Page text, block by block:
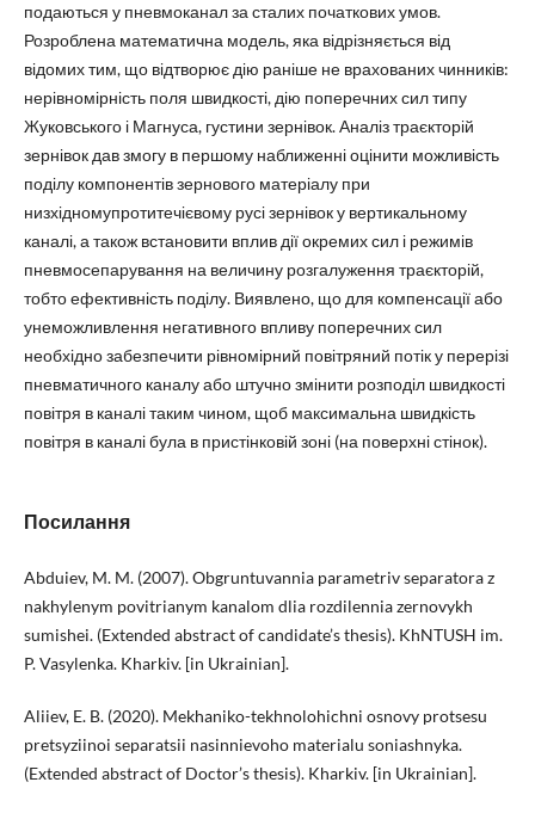
подаються у пневмоканал за сталих початкових умов.
Розроблена математична модель, яка відрізняється від
відомих тим, що відтворює дію раніше не врахованих чинників:
нерівномірність поля швидкості, дію поперечних сил типу
Жуковського і Магнуса, густини зернівок. Аналіз траєкторій
зернівок дав змогу в першому наближенні оцінити можливість
поділу компонентів зернового матеріалу при
низхідномупротитечієвому русі зернівок у вертикальному
каналі, а також встановити вплив дії окремих сил і режимів
пневмосепарування на величину розгалуження траєкторій,
тобто ефективність поділу. Виявлено, що для компенсації або
унеможливлення негативного впливу поперечних сил
необхідно забезпечити рівномірний повітряний потік у перерізі
пневматичного каналу або штучно змінити розподіл швидкості
повітря в каналі таким чином, щоб максимальна швидкість
повітря в каналі була в пристінковій зоні (на поверхні стінок).
Посилання
Abduiev, M. M. (2007). Obgruntuvannia parametriv separatora z
nakhylenym povitrianym kanalom dlia rozdilennia zernovykh
sumishei. (Extended abstract of candidate’s thesis). KhNTUSH im.
P. Vasylenka. Kharkiv. [in Ukrainian].
Aliiev, E. B. (2020). Mekhaniko-tekhnolohichni osnovy protsesu
pretsyziinoi separatsii nasinnievoho materialu soniashnyka.
(Extended abstract of Doctor’s thesis). Kharkiv. [in Ukrainian].